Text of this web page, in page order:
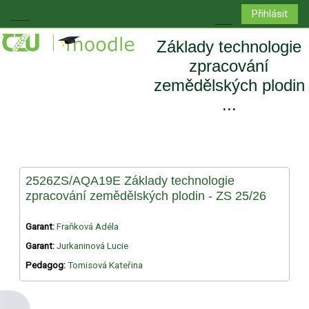
Boční panel
Přepnout
Přihlásit
Základy technologie
zpracování
zemědělských plodin
...
2526ZS/AQA19E Základy technologie
zpracování zemědělských plodin - ZS 25/26
Garant: Fraňková Adéla
Garant: Jurkaninová Lucie
Pedagog: Tomisová Kateřina